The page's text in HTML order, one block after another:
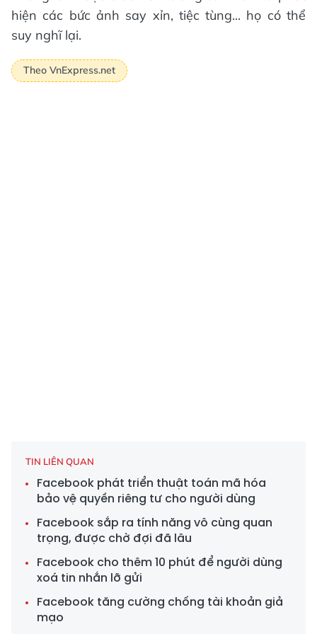
hiện các bức ảnh say xỉn, tiệc tùng... họ có thể
suy nghĩ lại.
Theo VnExpress.net
TIN LIÊN QUAN
Facebook phát triển thuật toán mã hóa
bảo vệ quyền riêng tư cho người dùng
Facebook sắp ra tính năng vô cùng quan
trọng, được chờ đợi đã lâu
Facebook cho thêm 10 phút để người dùng
xoá tin nhắn lỡ gửi
Facebook tăng cường chống tài khoản giả
mạo